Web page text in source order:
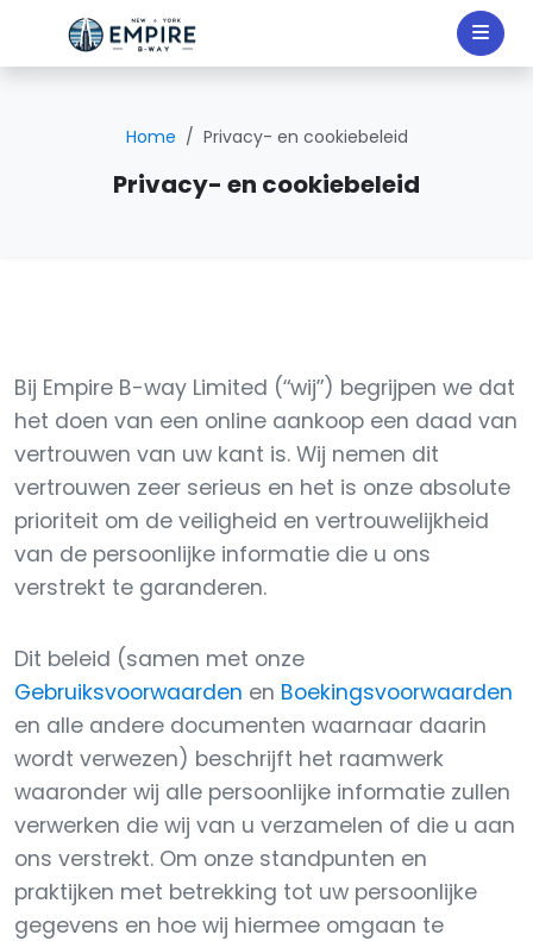
Home Privacy- en cookiebeleid
Privacy- en cookiebeleid
Bij Empire B-way Limited (“wij”) begrijpen we dat
het doen van een online aankoop een daad van
vertrouwen van uw kant is. Wij nemen dit
vertrouwen zeer serieus en het is onze absolute
prioriteit om de veiligheid en vertrouwelijkheid
van de persoonlijke informatie die u ons
verstrekt te garanderen.
Dit beleid (samen met onze
Gebruiksvoorwaarden en Boekingsvoorwaarden
en alle andere documenten waarnaar daarin
wordt verwezen) beschrijft het raamwerk
waaronder wij alle persoonlijke informatie zullen
verwerken die wij van u verzamelen of die u aan
ons verstrekt. Om onze standpunten en
praktijken met betrekking tot uw persoonlijke
gegevens en hoe wij hiermee omgaan te